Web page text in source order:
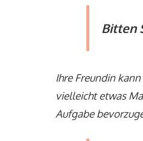
Bitten
Ihre Freundin
vielleicht etwas
Aufgabe